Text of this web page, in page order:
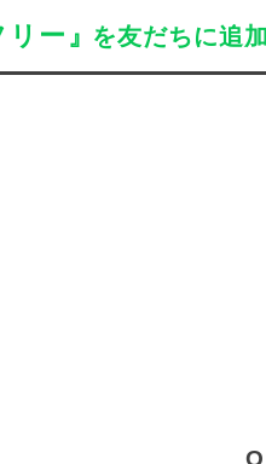
リー』を友だちに追